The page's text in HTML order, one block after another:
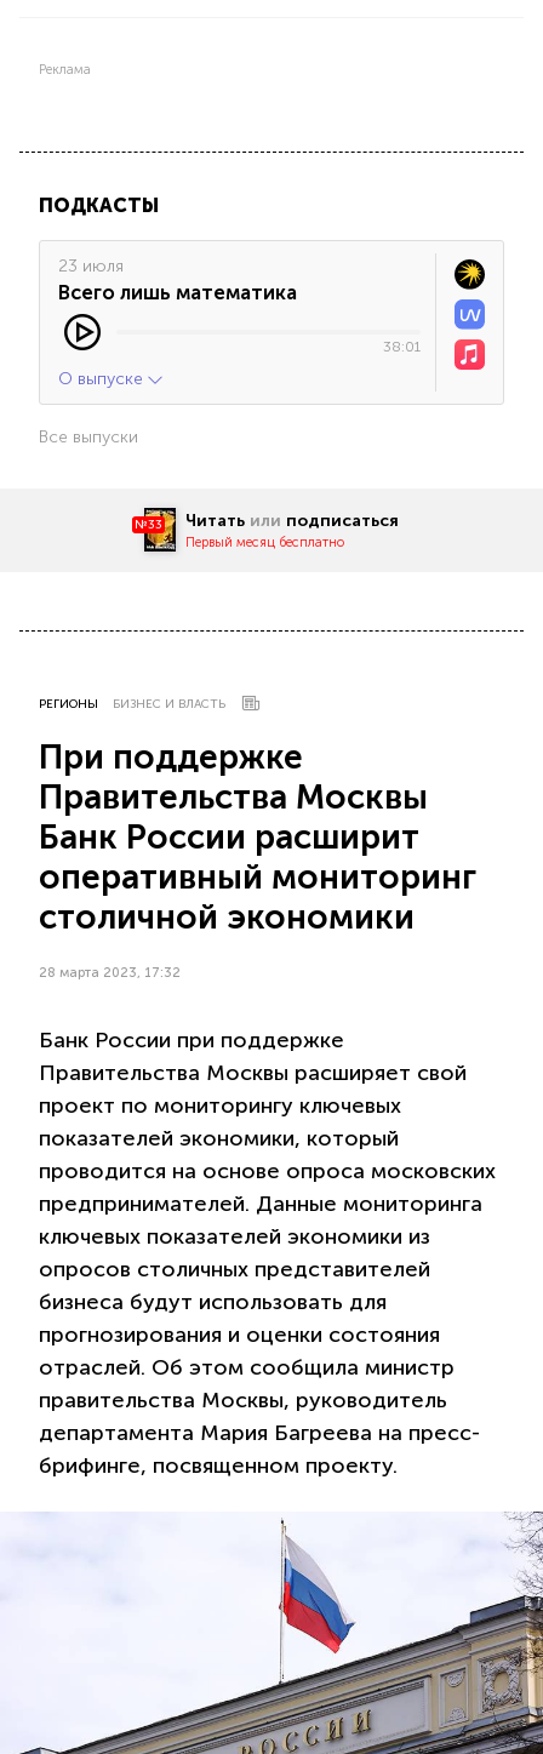
Реклама
ПОДКАСТЫ
23 июля
Всего лишь математика
38:01
О выпуске
Все выпуски
№33 Читать или подписаться
Первый месяц бесплатно
РЕГИОНЫ БИЗНЕС И ВЛАСТЬ
При поддержке
Правительства Москвы
Банк России расширит
оперативный мониторинг
столичной экономики
28 марта 2023, 17:32
Банк России при поддержке
Правительства Москвы расширяет свой
проект по мониторингу ключевых
показателей экономики, который
проводится на основе опроса московских
предпринимателей. Данные мониторинга
ключевых показателей экономики из
опросов столичных представителей
бизнеса будут использовать для
прогнозирования и оценки состояния
отраслей. Об этом сообщила министр
правительства Москвы, руководитель
департамента Мария Багреева на пресс-
брифинге, посвященном проекту.